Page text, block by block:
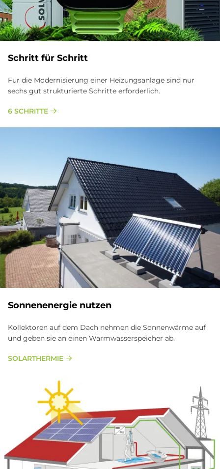
Schritt für Schritt
Für die Modernisierung einer Heizungsanlage sind nur
sechs gut strukturierte Schritte erforderlich.
6 SCHRITTE
Son­nen­en­er­gie nut­zen
Kollektoren auf dem Dach nehmen die Sonnenwärme auf
und geben sie an einen Warmwasserspeicher ab.
SOLARTHERMIE